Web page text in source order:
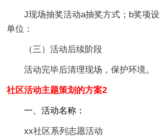
J现场抽奖活动a抽奖方式；b奖项设
单位：
（三）活动后续阶段
活动完毕后清理现场，保护环境。
社区活动主题策划的方案2
一、活动名称：
xx社区系列志愿活动